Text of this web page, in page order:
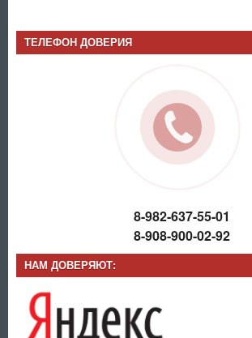
ТЕЛЕФОН ДОВЕРИЯ
8-982-637-55-01
8-908-900-02-92
НАМ ДОВЕРЯЮТ: